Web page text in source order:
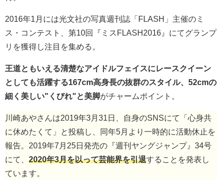
ル」カテゴリの売れ筋ランキング1位を、写真集「GIRL A
川崎あや」（Kindle版、2015年7月発売）がAmazon売れ筋
ランキング「Kindle本/タレント写真集」カテゴリで1位を獲
得。
2016年1月には光文社の写真週刊誌「FLASH」主催のミ
ス・コンテスト、第10回『ミスFLASH2016』にてグランプ
リを獲得し注目を集める。
王道ともいえる清楚なアイドルフェイスにレースクイーン
としても活躍する167cm高身長の抜群のスタイル、52cmの
細く美しい"くびれ"と美脚がチャームポイント。